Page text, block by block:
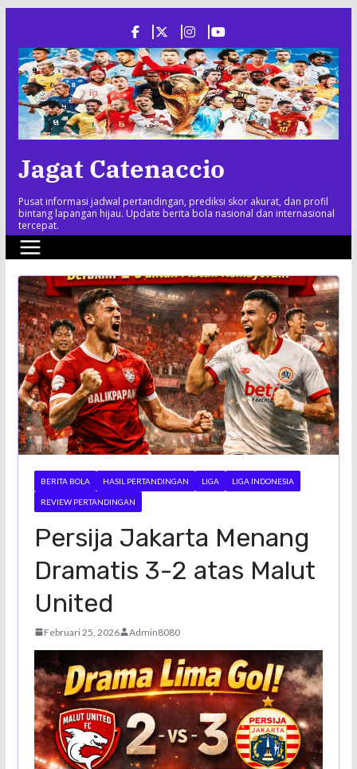
content
Jagat Catenaccio
Pusat informasi jadwal pertandingan, prediksi skor akurat, dan profil
bintang lapangan hijau. Update berita bola nasional dan internasional
tercepat.
BERITA BOLA HASIL PERTANDINGAN LIGA LIGA INDONESIA
REVIEW PERTANDINGAN
Persija Jakarta Menang
Dramatis 3-2 atas Malut
United
Februari 25, 2026 Admin8080